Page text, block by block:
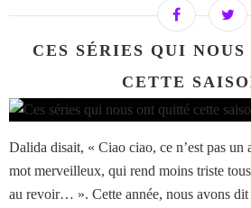
CES SÉRIES QUI
CETTE
Dalida disait, « Ciao ciao, ce n’est pas un
mot merveilleux, qui rend moins triste
au revoir… ». Cette année, nous avons dit